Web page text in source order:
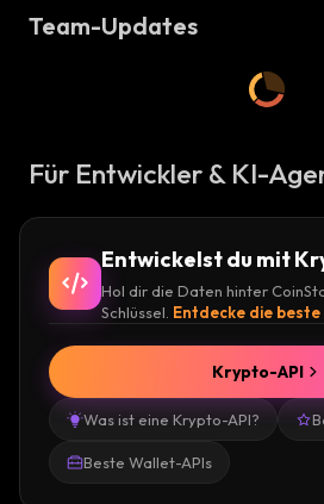
Team-Updates
Für Entwickler & KI-
Entwickelst du mit
Hol dir die Daten hinter
Schlüssel. Entdecke die
Was ist eine Krypto-API?
Beste Wallet-APIs
Krypto-API